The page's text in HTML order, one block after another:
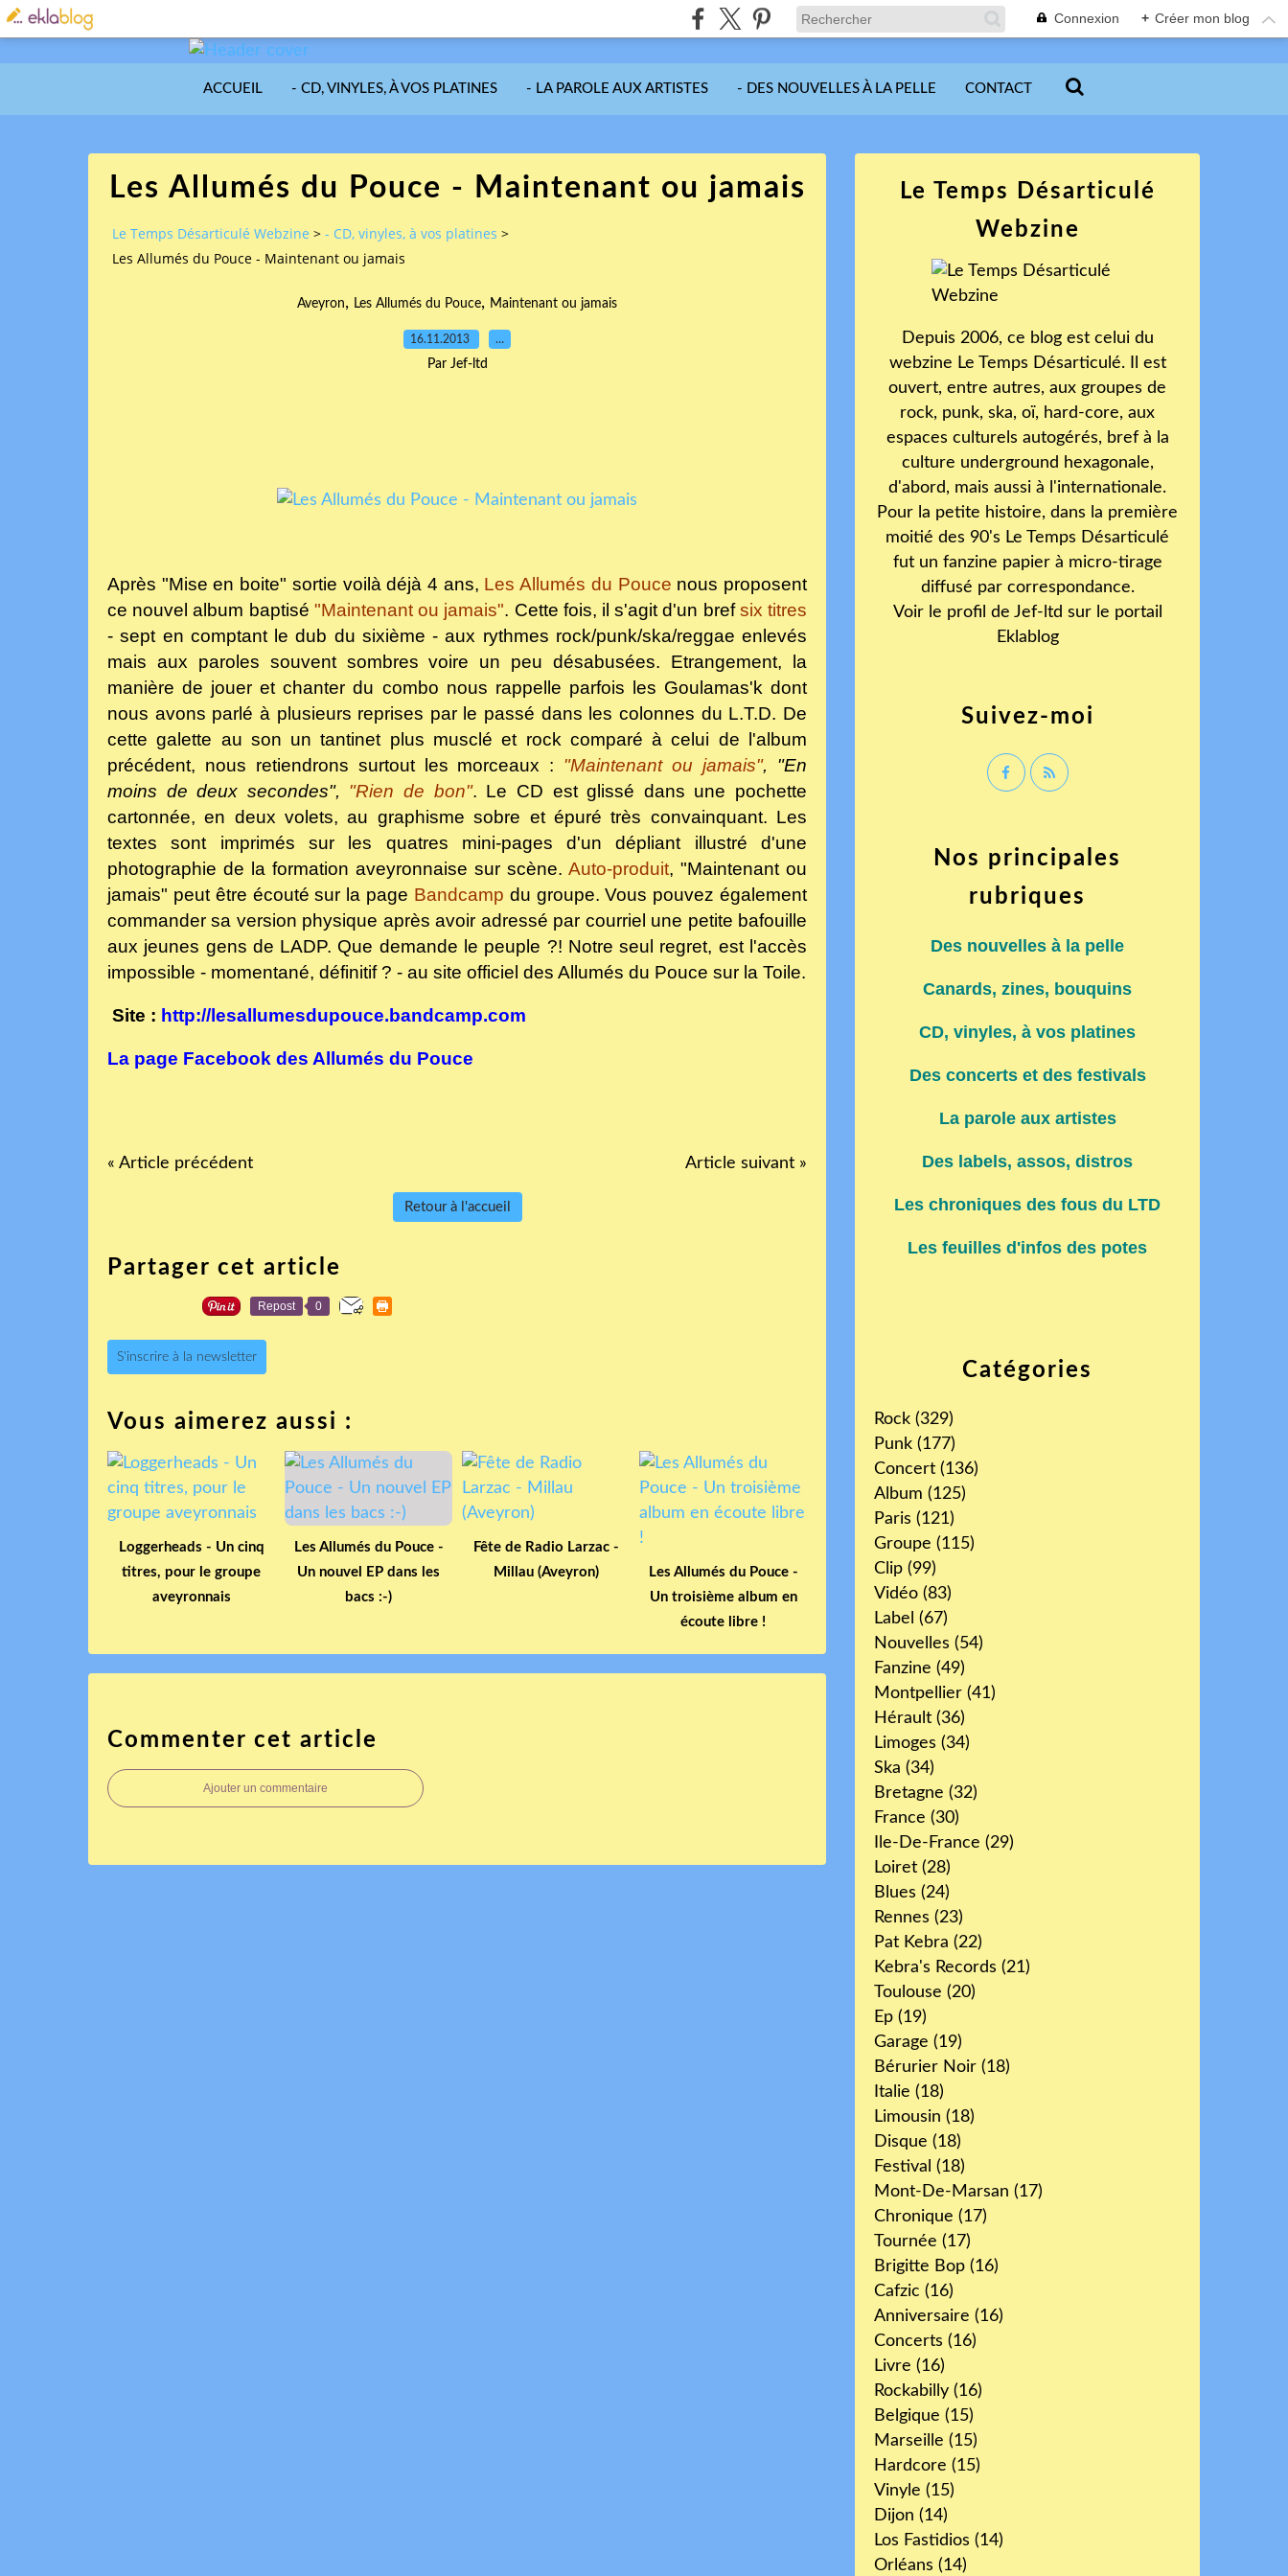
Connexion + Créer mon blog
ACCUEIL - CD, VINYLES, À VOS PLATINES - LA PAROLE AUX ARTISTES - DES NOUVELLES À LA PELLE CONTACT
Les Allumés du Pouce - Maintenant ou jamais
Le Temps Désarticulé Webzine > - CD, vinyles, à vos platines >
Les Allumés du Pouce - Maintenant ou jamais
Aveyron, Les Allumés du Pouce, Maintenant ou jamais
16.11.2013 …
Par Jef-ltd
Après "Mise en boite" sortie voilà déjà 4 ans, Les Allumés du Pouce nous proposent
ce nouvel album baptisé "Maintenant ou jamais". Cette fois, il s'agit d'un brefsix titres
- sept en comptant le dub du sixième - aux rythmes rock/punk/ska/reggae enlevés
mais aux paroles souvent sombres voire un peu désabusées. Etrangement, la
manière de jouer et chanter du combo nous rappelle parfois les Goulamas'k dont
nous avons parlé à plusieurs reprises par le passé dans les colonnes du L.T.D. De
cette galette au son un tantinet plus musclé et rock comparé à celui de l'album
précédent, nous retiendrons surtout les morceaux : "Maintenant ou jamais", "En
moins de deux secondes", "Rien de bon". Le CD est glissé dans une pochette
cartonnée, en deux volets, au graphisme sobre et épuré très convainquant. Les
textes sont imprimés sur les quatres mini-pages d'un dépliant illustré d'une
photographie de la formation aveyronnaise sur scène. Auto-produit, "Maintenant ou
jamais" peut être écouté sur la page Bandcamp du groupe. Vous pouvez également
commander sa version physique après avoir adressé par courriel une petite bafouille
aux jeunes gens de LADP. Que demande le peuple ?! Notre seul regret, est l'accès
impossible - momentané, définitif ? - au site officiel des Allumés du Pouce sur la Toile.
Site : http://lesallumesdupouce.bandcamp.com
La page Facebook des Allumés du Pouce
« Article précédent Article suivant »
Retour à l'accueil
Partager cet article
Repost 0
S'inscrire à la newsletter
Vous aimerez aussi :
Loggerheads - Un cinq
titres, pour le groupe
aveyronnais
Les Allumés du Pouce -
Un nouvel EP dans les
bacs :-)
Fête de Radio Larzac -
Millau (Aveyron)
Les Allumés du Pouce -
Un troisième album en
écoute libre !
Commenter cet article
Ajouter un commentaire
Catégories
Rock (329)
Punk (177)
Concert (136)
Album (125)
Paris (121)
Groupe (115)
Clip (99)
Vidéo (83)
Label (67)
Nouvelles (54)
Fanzine (49)
Montpellier (41)
Hérault (36)
Limoges (34)
Ska (34)
Bretagne (32)
France (30)
Ile-De-France (29)
Loiret (28)
Blues (24)
Rennes (23)
Pat Kebra (22)
Kebra's Records (21)
Toulouse (20)
Ep (19)
Garage (19)
Bérurier Noir (18)
Italie (18)
Limousin (18)
Disque (18)
Festival (18)
Mont-De-Marsan (17)
Chronique (17)
Tournée (17)
Brigitte Bop (16)
Cafzic (16)
Anniversaire (16)
Concerts (16)
Livre (16)
Rockabilly (16)
Belgique (15)
Marseille (15)
Hardcore (15)
Vinyle (15)
Dijon (14)
Los Fastidios (14)
Orléans (14)
Le Temps Désarticulé
Webzine
Depuis 2006, ce blog est celui du
webzine Le Temps Désarticulé. Il est
ouvert, entre autres, aux groupes de
rock, punk, ska, oï, hard-core, aux
espaces culturels autogérés, bref à la
culture underground hexagonale,
d'abord, mais aussi à l'internationale.
Pour la petite histoire, dans la première
moitié des 90's Le Temps Désarticulé
fut un fanzine papier à micro-tirage
diffusé par correspondance.
Voir le profil de Jef-ltd sur le portail
Eklablog
Suivez-moi
Nos principales
rubriques
Des nouvelles à la pelle
Canards, zines, bouquins
CD, vinyles, à vos platines
Des concerts et des festivals
La parole aux artistes
Des labels, assos, distros
Les chroniques des fous du LTD
Les feuilles d'infos des potes